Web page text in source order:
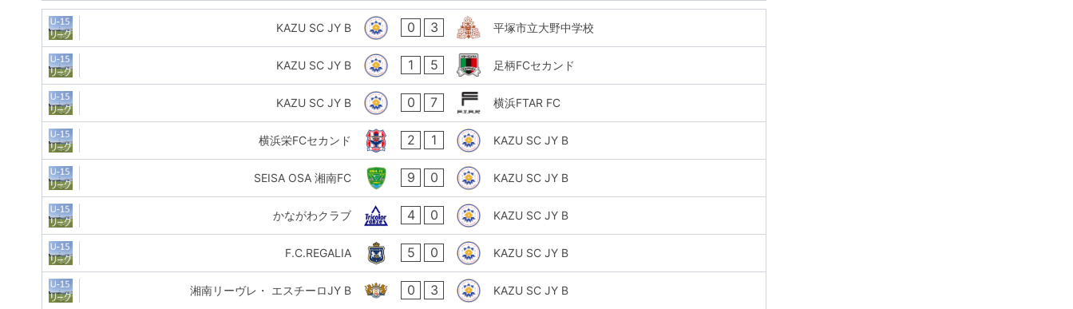
KAZU SC JY B 0 3 平塚市立大野中学校
KAZU SC JY B 1 5 足柄FCセカンド
KAZU SC JY B 0 7 横浜FTAR FC
横浜栄FCセカンド 2 1 KAZU SC JY B
SEISA OSA 湘南FC 9 0 KAZU SC JY B
かながわクラブ 4 0 KAZU SC JY B
F.C.REGALIA 5 0 KAZU SC JY B
湘南リーヴレ・ エスチーロJY B 0 3 KAZU SC JY B